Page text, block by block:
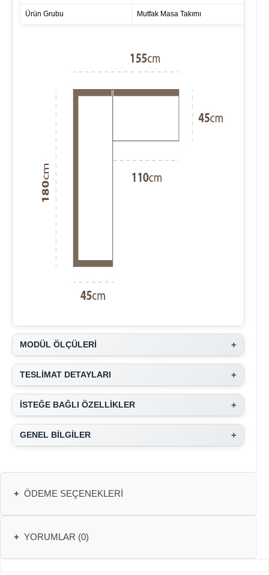
Ürün Grubu Mutfak Masa Takımı
MODÜL ÖLÇÜLERİ +
TESLİMAT DETAYLARI +
İSTEĞE BAĞLI ÖZELLİKLER +
GENEL BİLGİLER +
+ ÖDEME SEÇENEKLERI
+ YORUMLAR (0)